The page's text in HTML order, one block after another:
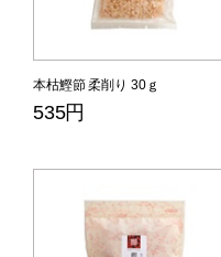
本枯鰹節 柔削り 30ｇ
535円